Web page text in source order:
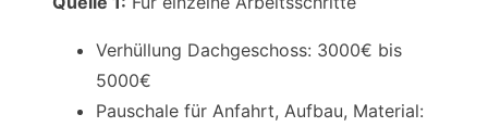
Verhüllung Dachgeschoss: 3000€ bis
5000€
Pauschale für Anfahrt, Aufbau, Material: